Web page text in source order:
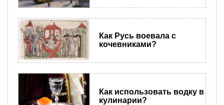
Как Русь воевала с
кочевниками?
Как использовать водку в
кулинарии?